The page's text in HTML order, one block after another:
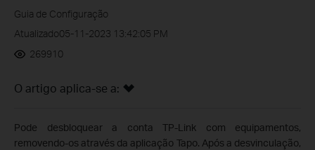
Guia de Configuração
Atualizado05-11-2023 13:42:05 PM
269910
O artigo aplica-se a:
Pode desbloquear a conta TP-Link com equipamentos,
removendo-os através da aplicação Tapo. Após a desvinculação,